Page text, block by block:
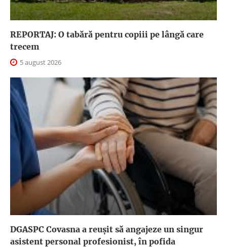
REPORTAJ: O tabără pentru copiii pe lângă care
trecem
5 august 2026
DGASPC Covasna a reuşit să angajeze un singur
asistent personal profesionist, în pofida